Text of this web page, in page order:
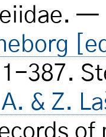
387.
& Z.
of